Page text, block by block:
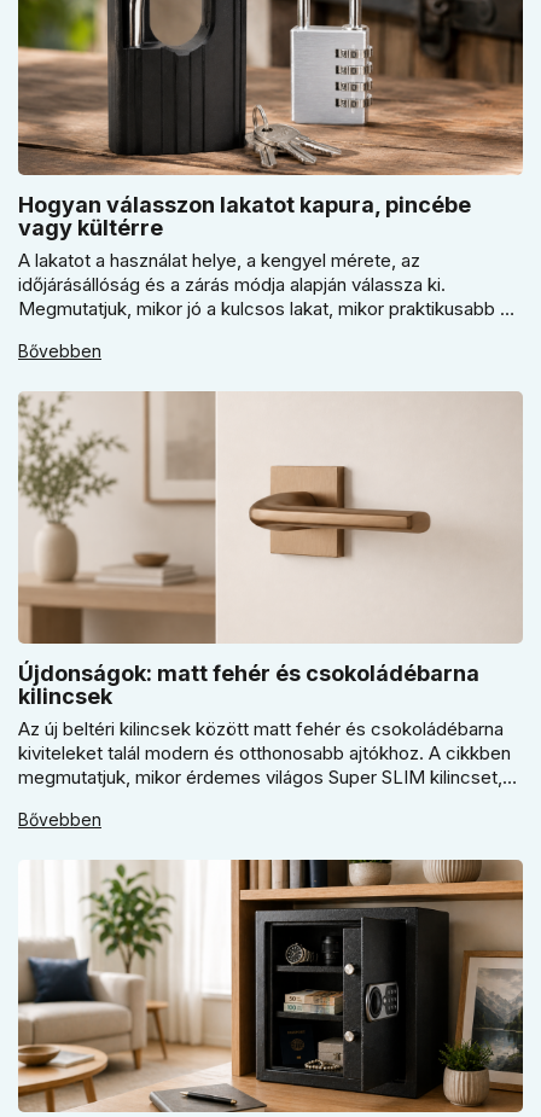
Hogyan válasszon lakatot kapura, pincébe
vagy kültérre
A lakatot a használat helye, a kengyel mérete, az
időjárásállóság és a zárás módja alapján válassza ki.
Megmutatjuk, mikor jó a kulcsos lakat, mikor praktikusabb a
érdemes kapuhoz, pincéhez vagy kerti házhoz csak ár
Bővebben
Újdonságok: matt fehér és csokoládébarna
kilincsek
Az új beltéri kilincsek között matt fehér és csokoládébarna
kiviteleket talál modern és otthonosabb ajtókhoz. A cikkben
megmutatjuk, mikor érdemes világos Super SLIM kilincset,
döntsön a kerek vagy szögletes rozetta között az egységes
Bővebben